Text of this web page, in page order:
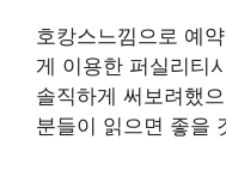
호캉스느낌으로 예
게 이용한 퍼실리티
솔직하게 써보려했
분들이 읽으면 좋을